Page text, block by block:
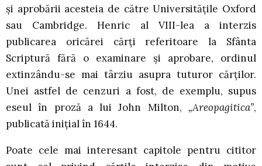
şi aprobării acesteia de către Universităţile Oxford
sau Cambridge. Henric al VIII-lea a interzis
publicarea oricărei cărţi referitoare la Sfânta
Scriptură fără o examinare şi aprobare, ordinul
extinzându-se mai târziu asupra tuturor cărţilor.
Unei astfel de cenzuri a fost, de exemplu, supus
eseul în proză a lui John Milton, „Areopagitica”,
publicată iniţial în 1644.
Poate cele mai interesant capitole pentru cititor